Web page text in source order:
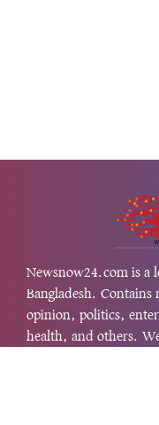
Newsnow24.com is a
Bangladesh.
opinion, politics,
health, and others.